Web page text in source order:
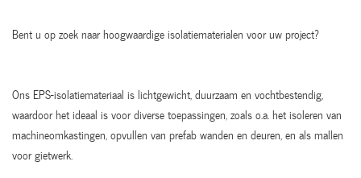
Bent u op zoek naar hoogwaardige isolatiematerialen voor uw project?
Ons EPS-isolatiemateriaal is lichtgewicht, duurzaam en vochtbestendig,
waardoor het ideaal is voor diverse toepassingen, zoals o.a. het isoleren van
machineomkastingen, opvullen van prefab wanden en deuren, en als mallen
voor gietwerk.